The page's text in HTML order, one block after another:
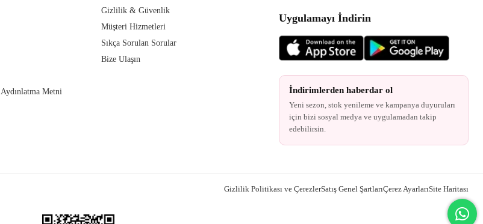
Metni
Gizlilik & Güvenlik
Müşteri Hizmetleri
Sıkça Sorulan Sorular
Bize Ulaşın
Uygulamayı İndirin
İndirimlerden haberdar ol
Yeni sezon, stok yenileme ve kampanya duyuruları
için bizi sosyal medya ve uygulamadan takip
edebilirsin.
Gizlilik Politikası ve ÇerezlerSatış Genel ŞartlarıÇerez AyarlarıSite Haritası